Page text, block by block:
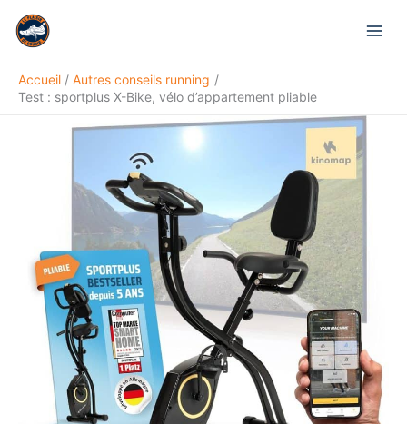
Accueil
Autres conseils running
Test : sportplus X-Bike, vélo d’appartement pliable
Rechercher